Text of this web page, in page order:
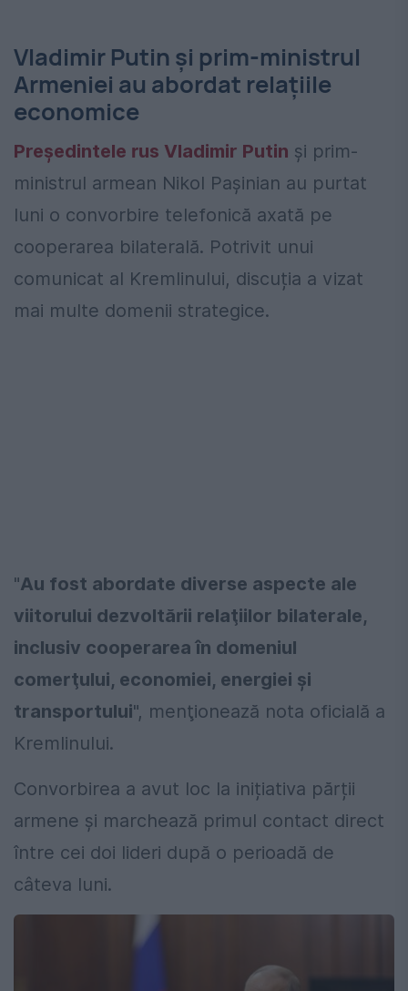
Vladimir Putin și prim-ministrul
Armeniei au abordat relațiile
economice
Președintele rus Vladimir Putin și prim-
ministrul armean Nikol Pașinian au purtat
luni o convorbire telefonică axată pe
cooperarea bilaterală. Potrivit unui
comunicat al Kremlinului, discuția a vizat
mai multe domenii strategice.
"Au fost abordate diverse aspecte ale
viitorului dezvoltării relaţiilor bilaterale,
inclusiv cooperarea în domeniul
comerţului, economiei, energiei şi
transportului", menţionează nota oficială a
Kremlinului.
Convorbirea a avut loc la inițiativa părții
armene și marchează primul contact direct
între cei doi lideri după o perioadă de
câteva luni.